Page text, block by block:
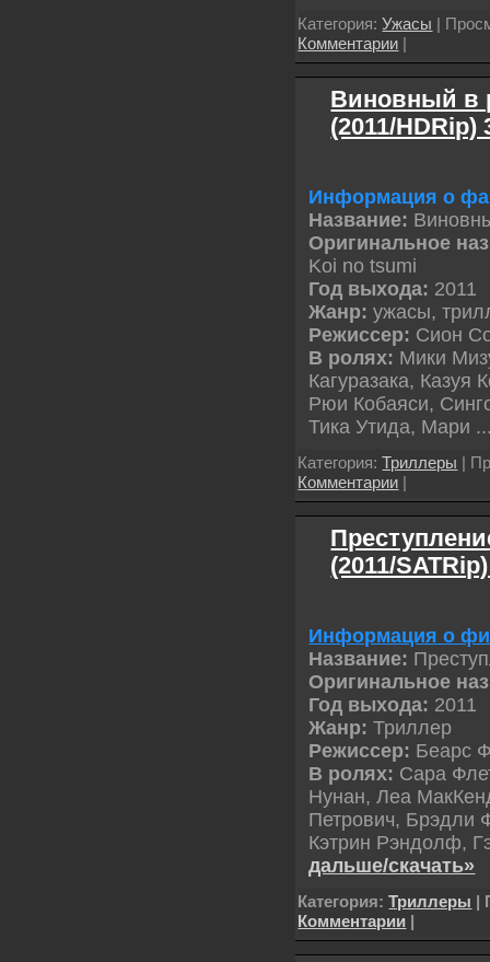
Категория:Ужасы |
Комментарии |
Виновный в
(2011/HDRip)
Информация о
Название:
Оригинальное
Koi no tsumi
Год выхода: 2011
Жанр:ужасы,
Режиссер: Сион
В ролях: Мики
Кагуразака, Казуя
Рюи Кобаяcи,
Тика Утида, Мари
Категория:Триллеры |
Комментарии |
(2011/
Информация о
Название:
Оригинальное
Год выхода: 2011
Жанр:Триллер
Режиссер: Беарс
В ролях: Сара
Нунан, Леа
Петрович, Брэдли
Кэтрин Рэндолф,
дальше/скачать»
Категория:Триллеры |
Комментарии |